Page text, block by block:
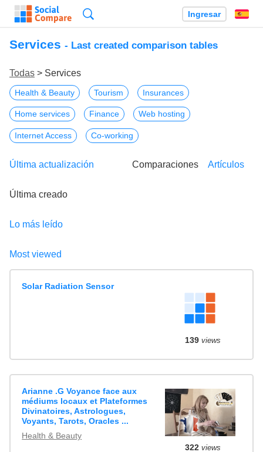
Ingresar
Services - Last created comparison tables
Todas > Services
Health & Beauty Tourism Insurances
Home services Finance Web hosting
Internet Access Co-working
Última actualización
Última creado
Lo más leído
Most viewed
Comparaciones Artículos
Solar Radiation Sensor
139views
Arianne .G Voyance face aux
médiums locaux et Plateformes
Divinatoires, Astrologues,
Voyants, Tarots, Oracles ...
Health & Beauty
322views